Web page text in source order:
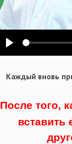
Воспроизвести
Каждый вновь
После того,